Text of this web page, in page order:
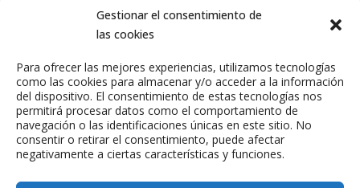
Gestionar el consentimiento de
las cookies
Para ofrecer las mejores experiencias, utilizamos tecnologías
como las cookies para almacenar y/o acceder a la información
del dispositivo. El consentimiento de estas tecnologías nos
permitirá procesar datos como el comportamiento de
navegación o las identificaciones únicas en este sitio. No
consentir o retirar el consentimiento, puede afectar
negativamente a ciertas características y funciones.
ANTERIOR
SIGUIENTE